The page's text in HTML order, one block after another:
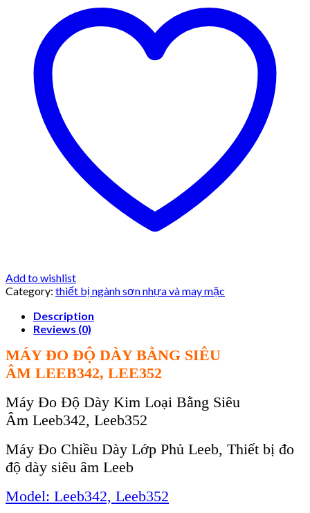
Add to wishlist
Category: thiết bị ngành sơn nhựa và may mặc
Description
Reviews (0)
MÁY ĐO ĐỘ DÀY BẰNG SIÊU
ÂM LEEB342, LEE352
Máy Đo Độ Dày Kim Loại Bằng Siêu
Âm Leeb342, Leeb352
Máy Đo Chiều Dày Lớp Phủ Leeb, Thiết bị đo
độ dày siêu âm Leeb
Model: Leeb342, Leeb352